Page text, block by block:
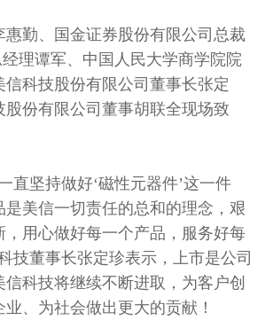
惠勤、国金证券股份有限公司总裁
理谭军、中国人民大学商学院院
科技股份有限公司董事长张定
股份有限公司董事胡联全现场致
直坚持做好‘磁性元器件’这一件
是美信一切责任的总和的理念，艰
，用心做好每一个产品，服务好每
技董事长张定珍表示，上市是公司
科技将继续不断进取，为客户创
、为社会做出更大的贡献！